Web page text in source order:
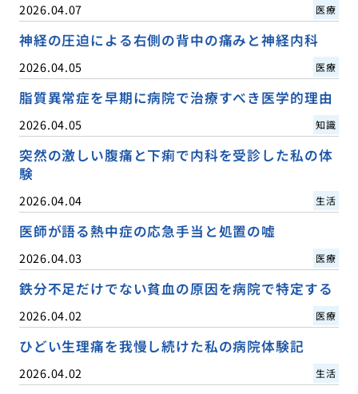
2026.04.07 医療
神経の圧迫による右側の背中の痛みと神経内科
2026.04.05 医療
脂質異常症を早期に病院で治療すべき医学的理由
2026.04.05 知識
突然の激しい腹痛と下痢で内科を受診した私の体
験
2026.04.04 生活
医師が語る熱中症の応急手当と処置の嘘
2026.04.03 医療
鉄分不足だけでない貧血の原因を病院で特定する
2026.04.02 医療
ひどい生理痛を我慢し続けた私の病院体験記
2026.04.02 生活